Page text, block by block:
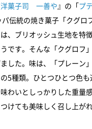
菓子司 一善や』の「プ
パ伝統の焼き菓子「クグ
、ブリオッシュ生地を特
です。そんな「クグロフ
した。味は、「プレーン
5種類。ひとつひとつ色
いとしっかりした重量
けても美味しく召し上がれ